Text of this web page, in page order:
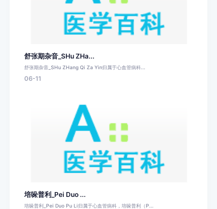
舒张期杂音_SHu ZHa...
舒张期杂音_SHu ZHang Qi Za Yin归属于心血管病科...
06-11
培哚普利_Pei Duo ...
培哚普利_Pei Duo Pu Li归属于心血管病科，培哚普利（P...